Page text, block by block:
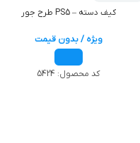
کیف دسته – PS5 طرح جور
ویژه / بدون قیمت
کد محصول: 5424